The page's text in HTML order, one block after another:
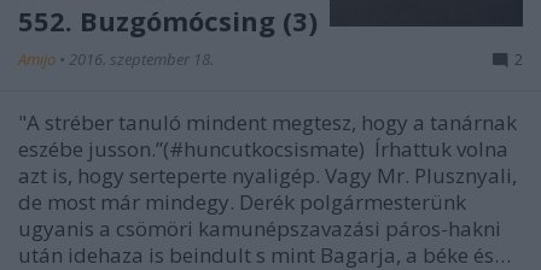
552. Buzgómócsing (3)
Amijo • 2016. szeptember 18. 2
"A stréber tanuló mindent megtesz, hogy a tanárnak
eszébe jusson.”(#huncutkocsismate) Írhattuk volna
azt is, hogy serteperte nyaligép. Vagy Mr. Plusznyali,
de most már mindegy. Derék polgármesterünk
ugyanis a csömöri kamunépszavazási páros-hakni
után idehaza is beindult s mint Bagarja, a béke és…